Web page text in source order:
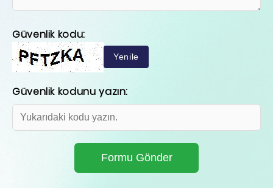
Güvenlik kodu:
Yenile
Güvenlik kodunu yazın: